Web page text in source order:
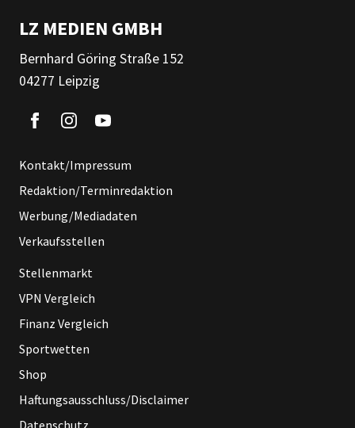
LZ MEDIEN GMBH
Bernhard Göring Straße 152
04277 Leipzig
Kontakt/Impressum
Redaktion/Terminredaktion
Werbung/Mediadaten
Verkaufsstellen
Stellenmarkt
VPN Vergleich
Finanz Vergleich
Sportwetten
Shop
Haftungsausschluss/Disclaimer
Datenschutz